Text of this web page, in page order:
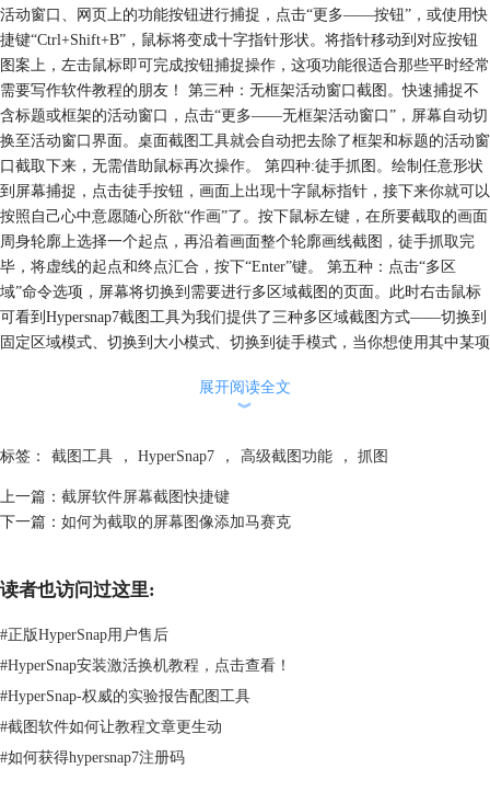
活动窗口、网页上的功能按钮进行捕捉，点击“更多——按钮”，或使用快
捷键“Ctrl+Shift+B”，鼠标将变成十字指针形状。将指针移动到对应按钮
图案上，左击鼠标即可完成按钮捕捉操作，这项功能很适合那些平时经常
需要写作软件教程的朋友！ 第三种：无框架活动窗口截图。快速捕捉不
含标题或框架的活动窗口，点击“更多——无框架活动窗口”，屏幕自动切
换至活动窗口界面。桌面截图工具就会自动把去除了框架和标题的活动窗
口截取下来，无需借助鼠标再次操作。 第四种:徒手抓图。绘制任意形状
到屏幕捕捉，点击徒手按钮，画面上出现十字鼠标指针，接下来你就可以
按照自己心中意愿随心所欲“作画”了。按下鼠标左键，在所要截取的画面
周身轮廓上选择一个起点，再沿着画面整个轮廓画线截图，徒手抓取完
毕，将虚线的起点和终点汇合，按下“Enter”键。 第五种：点击“多区
域”命令选项，屏幕将切换到需要进行多区域截图的页面。此时右击鼠标
可看到Hypersnap7截图工具为我们提供了三种多区域截图方式——切换到
固定区域模式、切换到大小模式、切换到徒手模式，当你想使用其中某项
捉鼠标光标（指针），不包含任何背景画面。点击“光标”按钮，屏幕将自
大小活动窗口，可以大于屏幕。点击“扩展活动窗口”按钮，屏幕上会跳
出“扩展活动窗口”设置窗口，此窗口内会显示扩展捕捉活动窗口当前宽、
高的像素值，用户可自行设置接下来所希望捕捉的活动窗口的宽和高，也
DirectX，3Dfx Glide视频画面的技术，可快速截取视频播放器或者游戏画
在“视频捕捉”和“游戏捕捉”选项前打勾并点击“确定”。接下来就可以在“捕
捉设置”选项内选择自己中意的基础截图方式，如“区域”捕捉、“窗口”捕
捉，“全屏”捕捉等来进行视频或游戏截图。 经过以上的分步介绍，相信
广大用户已经对HyperSnap7截图工具的高级截图功能相关操作方法有了一
截图工作带来多多惊喜！
展开阅读全文
︾
标签： 截图工具 ， HyperSnap7 ， 高级截图功能 ， 抓图
上一篇： 截屏软件屏幕截图快捷键
下一篇： 如何为截取的屏幕图像添加马赛克
读者也访问过这里:
#正版HyperSnap用户售后
#HyperSnap安装激活换机教程，点击查看！
#HyperSnap-权威的实验报告配图工具
#截图软件如何让教程文章更生动
#如何获得hypersnap7注册码